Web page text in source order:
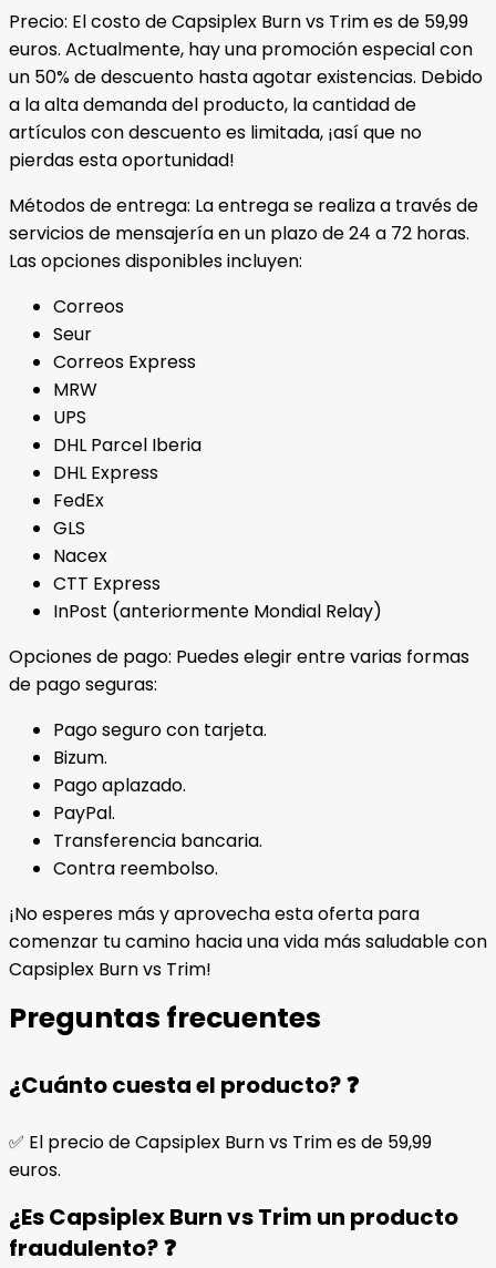
Precio: El costo de Capsiplex Burn vs Trim es de 59,99
euros. Actualmente, hay una promoción especial con
un 50% de descuento hasta agotar existencias. Debido
a la alta demanda del producto, la cantidad de
artículos con descuento es limitada, ¡así que no
pierdas esta oportunidad!
Métodos de entrega: La entrega se realiza a través de
servicios de mensajería en un plazo de 24 a 72 horas.
Las opciones disponibles incluyen:
Correos
Seur
Correos Express
MRW
UPS
DHL Parcel Iberia
DHL Express
FedEx
GLS
Nacex
CTT Express
InPost (anteriormente Mondial Relay)
Opciones de pago: Puedes elegir entre varias formas
de pago seguras:
Pago seguro con tarjeta.
Bizum.
Pago aplazado.
PayPal.
Transferencia bancaria.
Contra reembolso.
¡No esperes más y aprovecha esta oferta para
comenzar tu camino hacia una vida más saludable con
Capsiplex Burn vs Trim!
Preguntas frecuentes
¿Cuánto cuesta el producto? ❓
✅ El precio de Capsiplex Burn vs Trim es de 59,99
euros.
¿Es Capsiplex Burn vs Trim un producto
fraudulento? ❓